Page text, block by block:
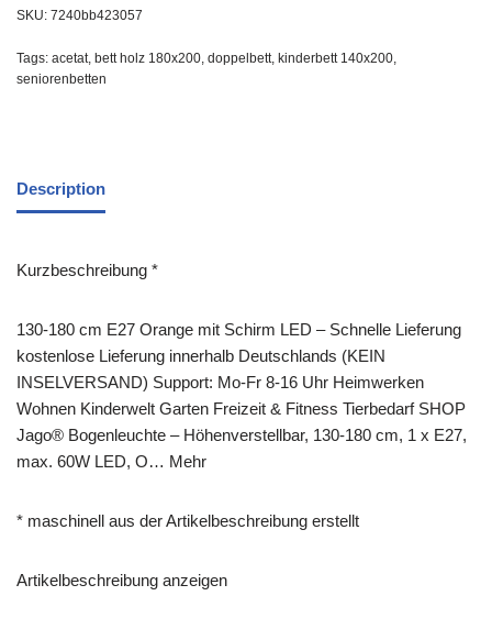
SKU: 7240bb423057
Tags: acetat, bett holz 180x200, doppelbett, kinderbett 140x200,
seniorenbetten
Description
Kurzbeschreibung *
130-180 cm E27 Orange mit Schirm LED – Schnelle Lieferung
kostenlose Lieferung innerhalb Deutschlands (KEIN
INSELVERSAND) Support: Mo-Fr 8-16 Uhr Heimwerken
Wohnen Kinderwelt Garten Freizeit & Fitness Tierbedarf SHOP
Jago® Bogenleuchte – Höhenverstellbar, 130-180 cm, 1 x E27,
max. 60W LED, O… Mehr
* maschinell aus der Artikelbeschreibung erstellt
Artikelbeschreibung anzeigen